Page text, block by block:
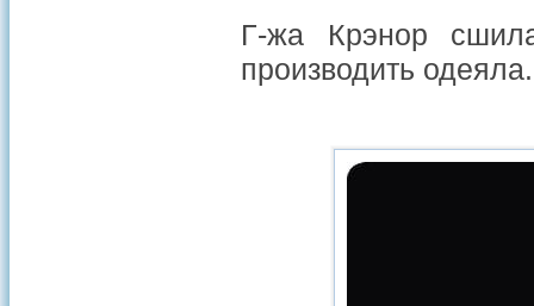
Г-жа Крэнор
производить одеяла.